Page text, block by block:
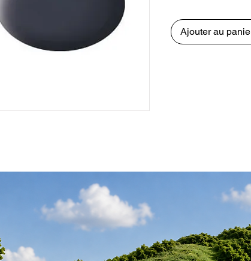
Ajouter au